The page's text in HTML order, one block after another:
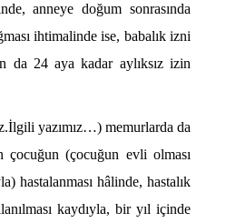
anneye doğum sonrasında
ihtimalinde ise, babalık izni
da 24 aya kadar aylıksız izin
yazımız…)memurlarda da
çocuğun (çocuğun evli olması
hastalanması hâlinde, hastalık
kaydıyla, bir yıl içinde